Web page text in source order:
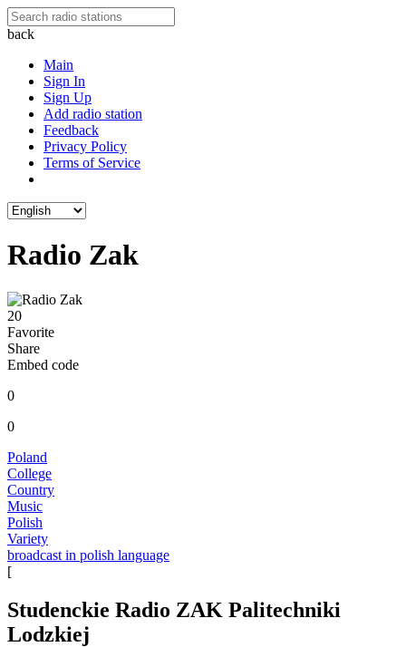
back
Main
Sign In
Sign Up
Add radio station
Feedback
Privacy Policy
Terms of Service
Radio Zak
20
Favorite
Share
Embed code
0
0
Poland
College
Country
Music
Polish
Variety
broadcast in polish language
[
Studenckie Radio ZAK Palitechniki
Lodzkiej